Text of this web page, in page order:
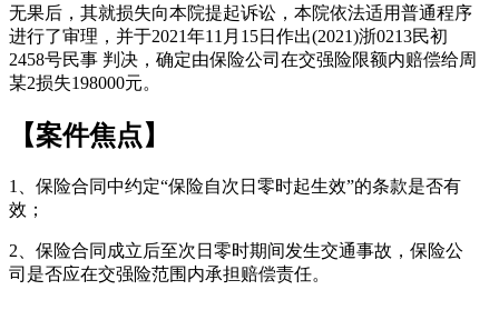
无果后，其就损失向本院提起诉讼，本院依法适用普通程序
进行了审理，并于2021年11月15日作出(2021)浙0213民初
2458号民事 判决，确定由保险公司在交强险限额内赔偿给周
某2损失198000元。
【案件焦点】
1、保险合同中约定“保险自次日零时起生效”的条款是否有
效；
2、保险合同成立后至次日零时期间发生交通事故，保险公
司是否应在交强险范围内承担赔偿责任。